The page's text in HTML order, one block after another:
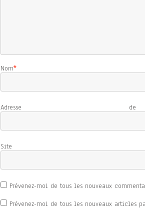
Nom*
Adresse de
Site
Prévenez-moi de tous les nouveaux
Prévenez-moi de tous les nouveaux articles